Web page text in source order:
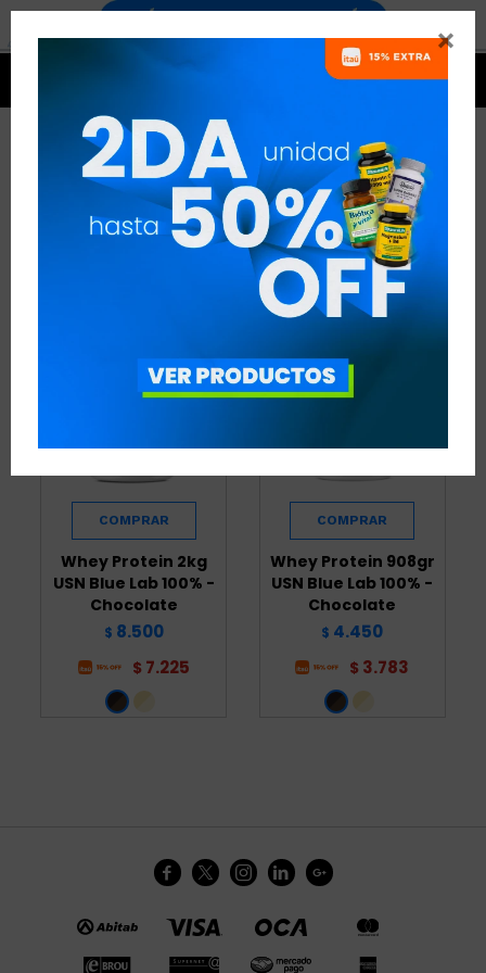

PROTEÍNAS USN
QUITAR FILTROS
RECOMENDADOS
Whey Protein 2kg
USN Blue Lab 100% -
Chocolate
$ 8.500
$ 7.225
Whey Protein 908gr
USN Blue Lab 100% -
Chocolate
$ 4.450
$ 3.783
    